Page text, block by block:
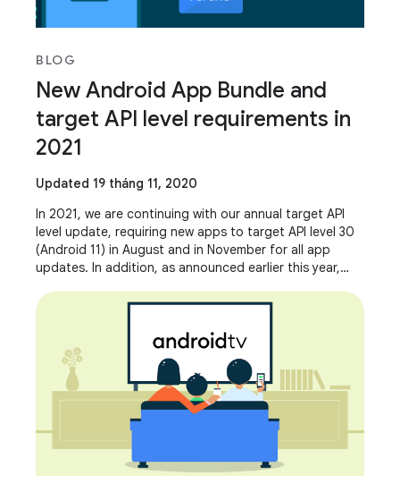
BLOG
New Android App Bundle and
target API level requirements in
2021
Updated 19 tháng 11, 2020
In 2021, we are continuing with our annual target API
level update, requiring new apps to target API level 30
(Android 11) in August and in November for all app
updates. In addition, as announced earlier this year,